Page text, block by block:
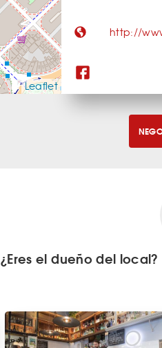
Leaflet
http://
¿Eres el dueño del